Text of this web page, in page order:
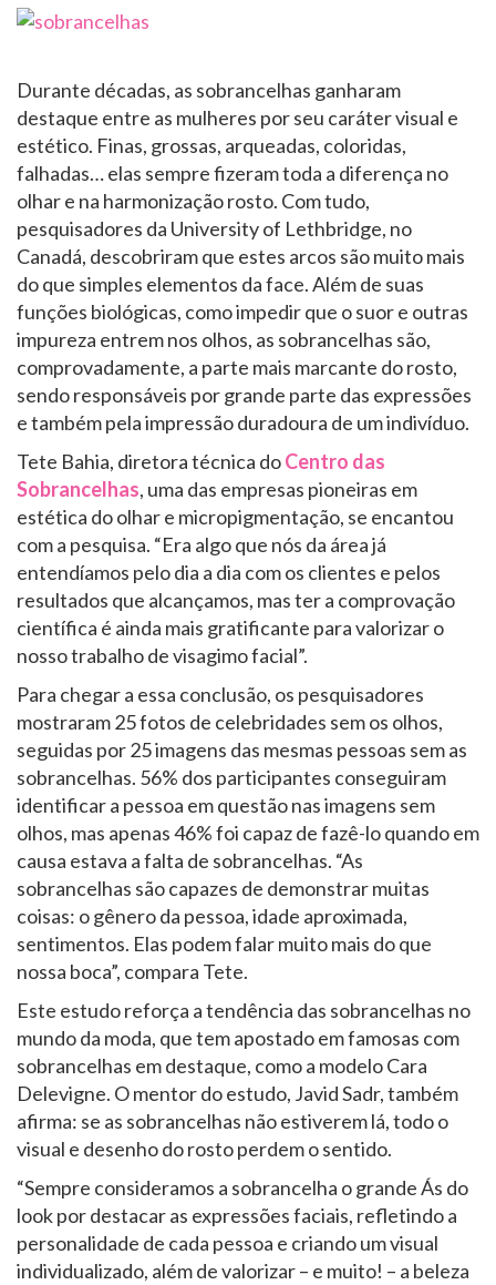
Durante décadas, as sobrancelhas ganharam
destaque entre as mulheres por seu caráter visual e
estético. Finas, grossas, arqueadas, coloridas,
falhadas… elas sempre fizeram toda a diferença no
olhar e na harmonização rosto. Com tudo,
pesquisadores da University of Lethbridge, no
Canadá, descobriram que estes arcos são muito mais
do que simples elementos da face. Além de suas
funções biológicas, como impedir que o suor e outras
impureza entrem nos olhos, as sobrancelhas são,
comprovadamente, a parte mais marcante do rosto,
sendo responsáveis por grande parte das expressões
e também pela impressão duradoura de um indivíduo.
Tete Bahia, diretora técnica doCentro das
Sobrancelhas, uma das empresas pioneiras em
estética do olhar e micropigmentação, se encantou
com a pesquisa. “Era algo que nós da área já
entendíamos pelo dia a dia com os clientes e pelos
resultados que alcançamos, mas ter a comprovação
científica é ainda mais gratificante para valorizar o
nosso trabalho de visagimo facial”.
Para chegar a essa conclusão, os pesquisadores
mostraram 25 fotos de celebridades sem os olhos,
seguidas por 25 imagens das mesmas pessoas sem as
sobrancelhas. 56% dos participantes conseguiram
identificar a pessoa em questão nas imagens sem
olhos, mas apenas 46% foi capaz de fazê-lo quando em
causa estava a falta de sobrancelhas. “As
sobrancelhas são capazes de demonstrar muitas
coisas: o gênero da pessoa, idade aproximada,
sentimentos. Elas podem falar muito mais do que
nossa boca”, compara Tete.
Este estudo reforça a tendência das sobrancelhas no
mundo da moda, que tem apostado em famosas com
sobrancelhas em destaque, como a modelo Cara
Delevigne. O mentor do estudo, Javid Sadr, também
afirma: se as sobrancelhas não estiverem lá, todo o
visual e desenho do rosto perdem o sentido.
“Sempre consideramos a sobrancelha o grande Ás do
look por destacar as expressões faciais, refletindo a
personalidade de cada pessoa e criando um visual
individualizado, além de valorizar – e muito! – a beleza